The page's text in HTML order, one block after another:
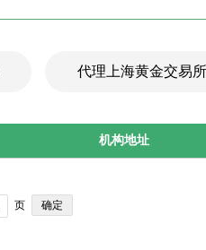
代理上海黄金交易
机构地址
页 确定